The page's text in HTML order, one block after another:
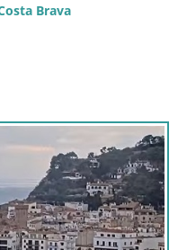
Brava